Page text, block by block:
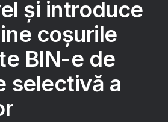
și introduce
coșurile
BIN-e de
selectivă a